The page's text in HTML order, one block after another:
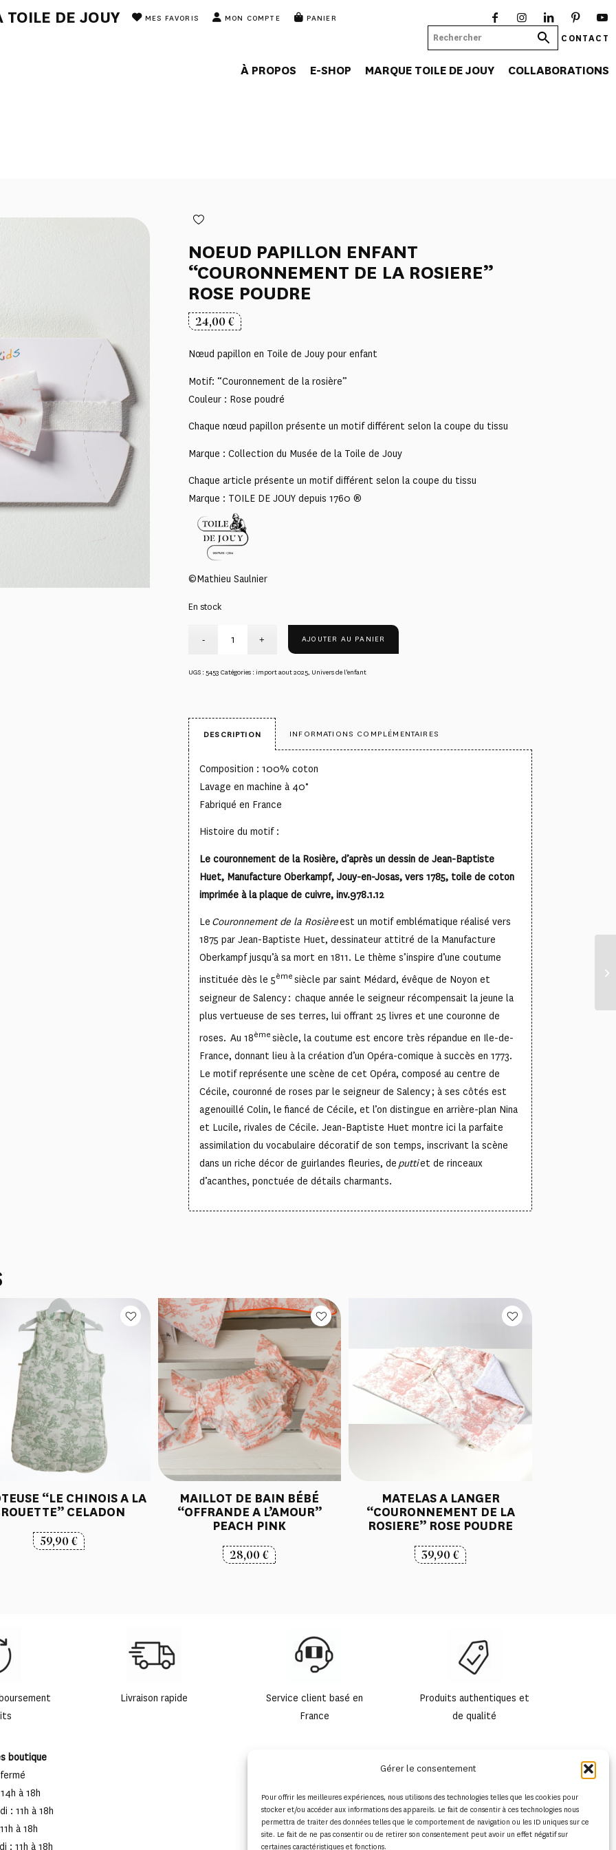
Gérer le consentement
Pour offrir les meilleures expériences, nous utilisons des technologies telles que les cookies pour
stocker et/ou accéder aux informations des appareils. Le fait de consentir à ces technologies nous
permettra de traiter des données telles que le comportement de navigation ou les ID uniques sur ce
site. Le fait de ne pas consentir ou de retirer son consentement peut avoir un effet négatif sur
certaines caractéristiques et fonctions.
TOILE DE JOUY MES FAVORIS MON COMPTE PANIER
CONTACT
À PROPOS E-SHOP MARQUE TOILE DE JOUY COLLABORATIONS
NOEUD PAPILLON ENFANT
“COURONNEMENT DE LA ROSIERE”
ROSE POUDRE
24,00€
Nœud papillon en Toile de Jouy pour enfant
Motif: “Couronnement de la rosière”
Couleur : Rose poudré
Chaque nœud papillon présente un motif différent selon la coupe du tissu
Marque : Collection du Musée de la Toile de Jouy
Chaque article présente un motif différent selon la coupe du tissu
Marque : TOILE DE JOUY depuis 1760 ®
©Mathieu Saulnier
En stock
AJOUTER AU PANIER
UGS : 5453 Catégories :import aout 2025 Univers de l'enfant
DESCRIPTION INFORMATIONS COMPLÉMENTAIRES
Composition : 100% coton
Lavage en machine à 40°
Fabriqué en France
Histoire du motif :
Le couronnement de la Rosière, d’après un dessin de Jean-Baptiste
Huet, Manufacture Oberkampf, Jouy-en-Josas, vers 1785, toile de coton
imprimée à la plaque de cuivre, inv.978.1.12
Le Couronnement de la Rosièreest un motif emblématique réalisé vers
1875 par Jean-Baptiste Huet, dessinateur attitré de la Manufacture
Oberkampf jusqu’à sa mort en 1811. Le thème s’inspire d’une coutume
instituée dès le 5èmesiècle par saint Médard, évêque de Noyon et
seigneur de Salency : chaque année le seigneur récompensait la jeune la
plus vertueuse de ses terres, lui offrant 25 livres et une couronne de
roses. Au 18èmesiècle, la coutume est encore très répandue en Ile-de-
France, donnant lieu à la création d’un Opéra-comique à succès en 1773.
Le motif représente une scène de cet Opéra, composé au centre de
Cécile, couronné de roses par le seigneur de Salency ; à ses côtés est
agenouillé Colin, le fiancé de Cécile, et l’on distingue en arrière-plan Nina
et Lucile, rivales de Cécile. Jean-Baptiste Huet montre ici la parfaite
assimilation du vocabulaire décoratif de son temps, inscrivant la scène
dans un riche décor de guirlandes fleuries, de puttiet de rinceaux
d’acanthes, ponctuée de détails charmants.
“LE CHINOIS A LA
CELADON
59,90€
MAILLOT DE BAIN BÉBÉ
“OFFRANDE A L’AMOUR”
PEACH PINK
28,00€
MATELAS A LANGER
“COURONNEMENT DE LA
ROSIERE” ROSE POUDRE
39,90€
Livraison rapide
Service client basé en
France
Produits authentiques et
de qualité
boutique
à 18h
: 11h à 18h
à 18h
: 11h à 18h